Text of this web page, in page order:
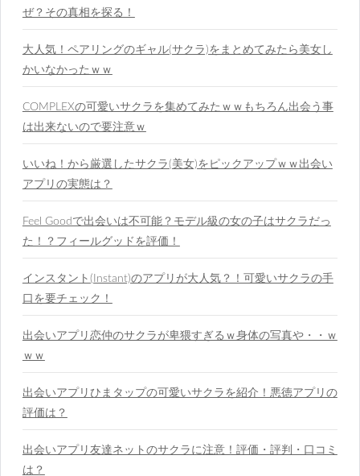
ぜ？その真相を探る！
大人気！ペアリングのギャル(サクラ)をまとめてみたら美女し
かいなかったｗｗ
COMPLEXの可愛いサクラを集めてみたｗｗもちろん出会う事
は出来ないので要注意ｗ
いいね！から厳選したサクラ(美女)をピックアップｗｗ出会い
アプリの実態は？
Feel Goodで出会いは不可能？モデル級の女の子はサクラだっ
た！？フィールグッドを評価！
インスタント(Instant)のアプリが大人気？！可愛いサクラの手
口を要チェック！
出会いアプリ恋仲のサクラが卑猥すぎるｗ身体の写真や・・ｗ
ｗｗ
出会いアプリひまタップの可愛いサクラを紹介！悪徳アプリの
評価は？
出会いアプリ友達ネットのサクラに注意！評価・評判・口コミ
は？